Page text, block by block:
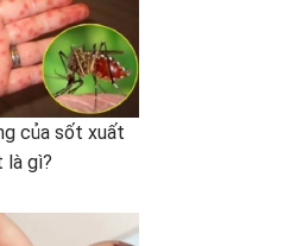
của sốt xuất
là gì?